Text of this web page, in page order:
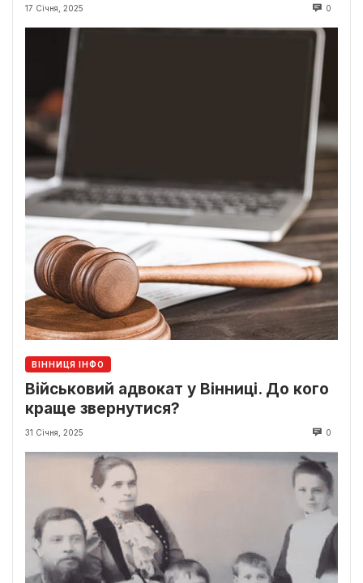
17 Січня, 2025 0
ВІННИЦЯ ІНФО
Військовий адвокат у Вінниці. До кого
краще звернутися?
31 Січня, 2025 0